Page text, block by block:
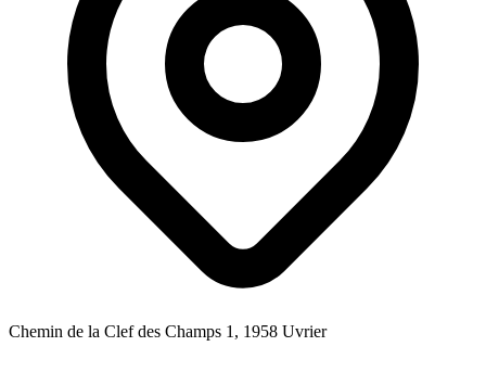
Chemin de la Clef des Champs 1, 1958 Uvrier